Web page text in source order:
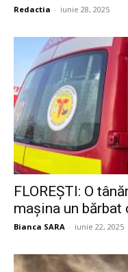
Redactia - iunie 28, 2025
FLOREȘTI: O
mașina un bărbat
Bianca SARA - iunie 22, 2025